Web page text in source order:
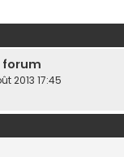
forum
2013 17:45